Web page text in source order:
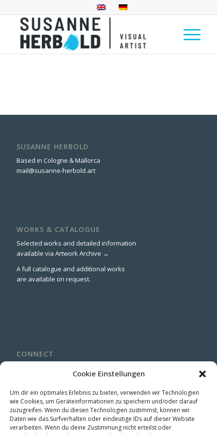
Cookie Einstellungen
Um dir ein optimales Erlebnis zu bieten, verwenden wir Technologien
wie Cookies, um Geräteinformationen zu speichern und/oder darauf
zuzugreifen. Wenn du diesen Technologien zustimmst, können wir
Daten wie das Surfverhalten oder eindeutige IDs auf dieser Website
verarbeiten. Wenn du deine Zustimmung nicht erteilst oder
SUSANNE HERBOLD
Based in Cologne & Mallorca
mail@susanne-herbold.art
WORKS & CATALOGUE
Selected works and detailed information
available via Artwork Archive →
A full catalogue and additional works
are available on request.
CONNECT